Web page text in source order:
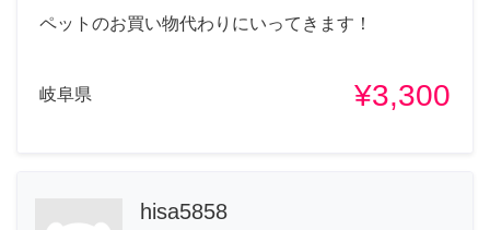
ペットのお買い物代わりにいってきます！
岐阜県 ¥3,300
hisa5858